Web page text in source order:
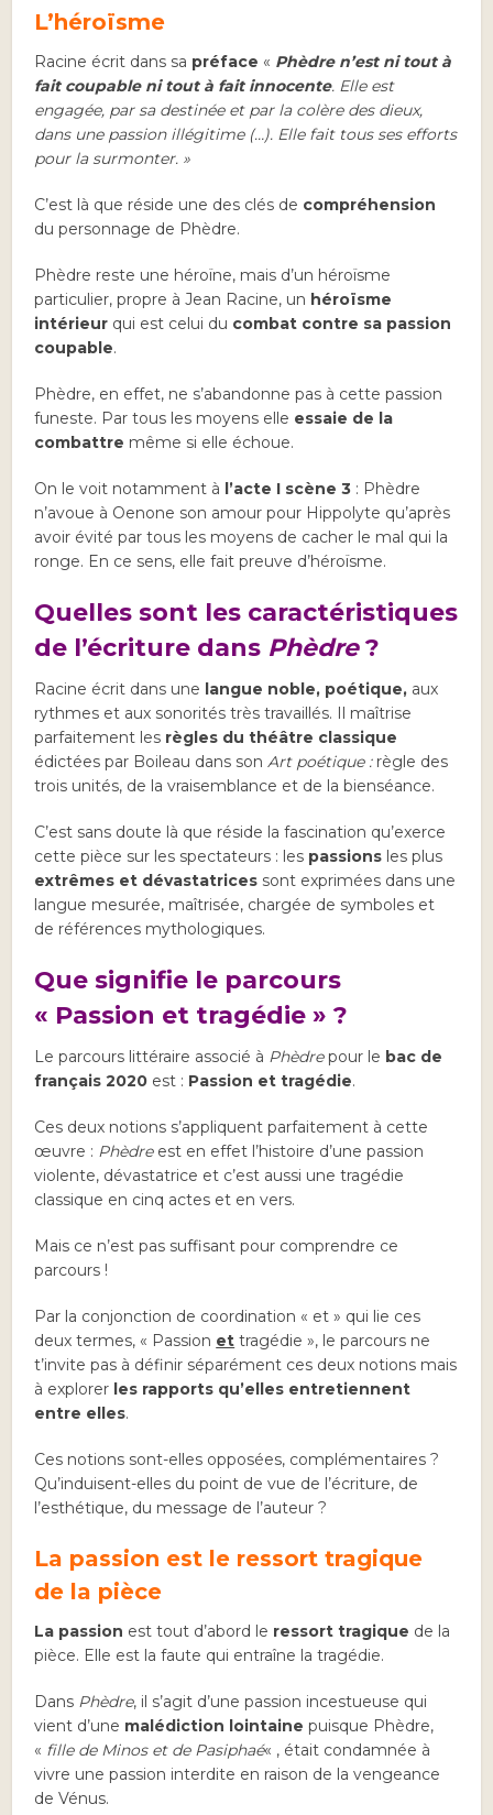
L’héroïsme
Racine écrit dans sa préface « Phèdre n’est ni tout à
fait coupable ni tout à fait innocente. Elle est
engagée, par sa destinée et par la colère des dieux,
dans une passion illégitime (…). Elle fait tous ses efforts
pour la surmonter. »
C’est là que réside une des clés de compréhension
du personnage de Phèdre.
Phèdre reste une héroïne, mais d’un héroïsme
particulier, propre à Jean Racine, un héroïsme
intérieur qui est celui du combat contre sa passion
coupable.
Phèdre, en effet, ne s’abandonne pas à cette passion
funeste. Par tous les moyens elle essaie de la
combattre même si elle échoue.
On le voit notamment à l’acte I scène 3 : Phèdre
n’avoue à Oenone son amour pour Hippolyte qu’après
avoir évité par tous les moyens de cacher le mal qui la
ronge. En ce sens, elle fait preuve d’héroïsme.
Quelles sont les caractéristiques
de l’écriture dans Phèdre?
Racine écrit dans une langue noble, poétique, aux
rythmes et aux sonorités très travaillés. Il maîtrise
parfaitement les règles du théâtre classique
édictées par Boileau dans sonArt poétique : règle des
trois unités, de la vraisemblance et de la bienséance.
C’est sans doute là que réside la fascination qu’exerce
cette pièce sur les spectateurs : les passions les plus
extrêmes et dévastatrices sont exprimées dans une
langue mesurée, maîtrisée, chargée de symboles et
de références mythologiques.
Que signifie le parcours
« Passion et tragédie » ?
Le parcours littéraire associé à Phèdrepour le bac de
français 2020 est : Passion et tragédie.
Ces deux notions s’appliquent parfaitement à cette
œuvre : Phèdreest en effet l’histoire d’une passion
violente, dévastatrice et c’est aussi une tragédie
classique en cinq actes et en vers.
Mais ce n’est pas suffisant pour comprendre ce
parcours !
Par la conjonction de coordination « et » qui lie ces
deux termes, « Passion et tragédie », le parcours ne
t’invite pas à définir séparément ces deux notions mais
à explorer les rapports qu’elles entretiennent
entre elles.
Ces notions sont-elles opposées, complémentaires ?
Qu’induisent-elles du point de vue de l’écriture, de
l’esthétique, du message de l’auteur ?
La passion est le ressort tragique
de la pièce
La passion est tout d’abord le ressort tragique de la
pièce. Elle est la faute qui entraîne la tragédie.
Dans Phèdre, il s’agit d’une passion incestueuse qui
vient d’une malédiction lointaine puisque Phèdre,
« fille de Minos et de Pasiphaé« , était condamnée à
vivre une passion interdite en raison de la vengeance
de Vénus.